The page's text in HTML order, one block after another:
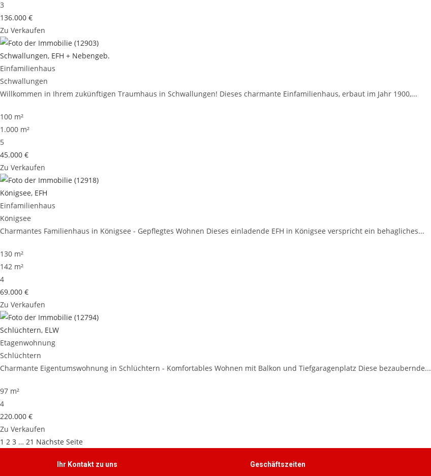
3
136.000 €
Zu Verkaufen
Schwallungen, EFH + Nebengeb.
Einfamilienhaus
Schwallungen
Willkommen in Ihrem zukünftigen Traumhaus in Schwallungen! Dieses charmante Einfamilienhaus, erbaut im Jahr 1900,...
100 m²
1.000 m²
5
45.000 €
Zu Verkaufen
Königsee, EFH
Einfamilienhaus
Königsee
Charmantes Familienhaus in Königsee - Gepflegtes Wohnen Dieses einladende EFH in Königsee verspricht ein behagliches...
130 m²
142 m²
4
69.000 €
Zu Verkaufen
Schlüchtern, ELW
Etagenwohnung
Schlüchtern
Charmante Eigentumswohnung in Schlüchtern - Komfortables Wohnen mit Balkon und Tiefgaragenplatz Diese bezaubernde...
97 m²
4
220.000 €
Zu Verkaufen
1 2 3 … 21 Nächste Seite
Ihr Kontakt zu uns Geschäftszeiten